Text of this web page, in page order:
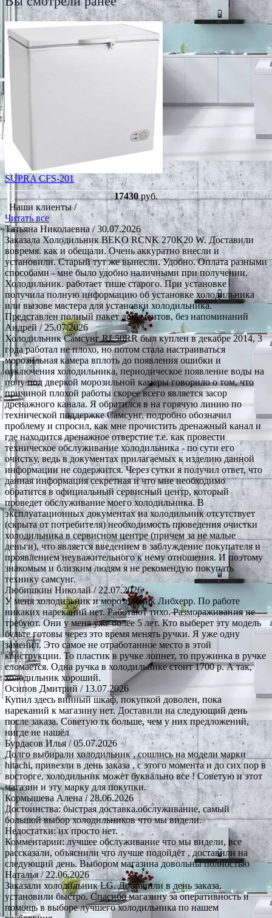
SUPRA CFS-201
17430руб.
Наши клиенты /
Читать все
Татьяна Николаевна/ 30.07.2026
Заказала Холодильник BEKO RCNK 270K20 W. Доставили
вовремя. как и обещали. Очень аккуратно внесли и
установили. Старый тут же вынесли. Удобно. Оплата разными
способами - мне было удобно наличными при получении.
Холодильник. работает тише старого. При установке
получила полную информацию об установке холодильника
или вызове мастера для установки холодильника.
Представлен полный пакет документов, без напоминаний
Андрей / 25.07.2026
Холодильник Самсунг RL50RR был куплен в декабре 2014, 3
года работал не плохо, но потом стала настраиваться
морозильная камера вплоть до появления ошибки и
отключения холодильника, периодическое появление воды на
полу под дверкой морозильной камеры говорило о том, что
причиной плохой работы скорее всего является засор
дренажного канала. Я обратился в на горячую линию по
технической поддержке Самсунг, подробно обозначил
проблему и спросил, как мне прочистить дренажный канал и
где находится дренажное отверстие т.е. как провести
техническое обслуживание холодильника - по сути его
очистку, ведь в документах прилагаемых к изделию данной
информации не содержится. Через сутки я получил ответ, что
данная информация секретная и что мне необходимо
обратится в официальный сервисный центр, который
проведет обслуживание моего холодильника. В
эксплуатационных документах на холодильник отсутствует
(скрыта от потребителя) необходимость проведения очистки
холодильника в сервисном центре (причем за не малые
деньги), что является введением в заблуждение покупателя и
проявлением неуважительного к нему отношения. И поэтому
знакомым и близким людям я не рекомендую покупать
технику самсунг.
Любишкин Николай/ 22.07.2026
У меня холодильник и морозильник Либхерр. По работе
никаких нареканий нет. Работают тихо. Размораживания не
требуют. Они у меня уже более 5 лет. Кто выберет эту модель
будьте готовы через это время менять ручки. Я уже одну
заменил. Это самое не отработанное место в этой
конструкции. То пластик в ручке лопнет, то пружинка в ручке
сломается. Одна ручка в холодильнике стоит 1700 р. А так,
холодильник хороший.
Осипов Дмитрий / 13.07.2026
Купил здесь винный шкаф, покупкой доволен, пока
нареканий к магазину нет. Доставили на следующий день
после заказа. Советую тк больше, чем у них предложений,
нигде не нашёл
Бурдасов Илья/ 05.07.2026
Долго выбирали холодильник , сошлись на модели марки
hitachi, привезли в день заказа , с этого момента и до сих пор в
восторге, холодильник может буквально все ! Советую и этот
магазин и эту марку для покупки.
Кормышева Алена/ 28.06.2026
Достоинства: быстрая доставка.обслуживание, самый
большой выбор холодильников что мы видели.
Недостатки: их просто нет.
Комментарии: лучшее обслуживание что мы видели, все
рассказали, объяснили что лучше подойдёт , доставили на
следующий день. Выбором магазина довольны полностью
Наталья/ 22.06.2026
Заказали холодильник LG. Доставили в день заказа,
установили быстро. Спасибо магазину за оперативность и
помощь в выборе лучшего холодильника по нашем